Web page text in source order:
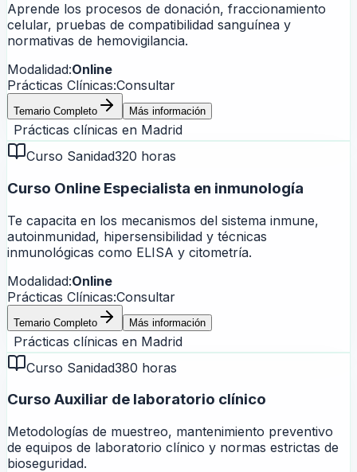
Aprende los procesos de donación, fraccionamiento
celular, pruebas de compatibilidad sanguínea y
normativas de hemovigilancia.
Modalidad:Online
Prácticas Clínicas:Consultar
Temario Completo Más información
Prácticas clínicas en Madrid
Curso Sanidad320 horas
Curso Online Especialista en inmunología
Te capacita en los mecanismos del sistema inmune,
autoinmunidad, hipersensibilidad y técnicas
inmunológicas como ELISA y citometría.
Modalidad:Online
Prácticas Clínicas:Consultar
Temario Completo Más información
Prácticas clínicas en Madrid
Curso Sanidad380 horas
Curso Auxiliar de laboratorio clínico
Metodologías de muestreo, mantenimiento preventivo
de equipos de laboratorio clínico y normas estrictas de
bioseguridad.